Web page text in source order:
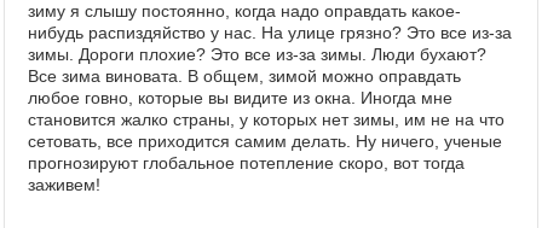
зиму я слышу постоянно, когда надо оправдать какое-
нибудь распиздяйство у нас. На улице грязно? Это все из-за
зимы. Дороги плохие? Это все из-за зимы. Люди бухают?
Все зима виновата. В общем, зимой можно оправдать
любое говно, которые вы видите из окна. Иногда мне
становится жалко страны, у которых нет зимы, им не на что
сетовать, все приходится самим делать. Ну ничего, ученые
прогнозируют глобальное потепление скоро, вот тогда
заживем!